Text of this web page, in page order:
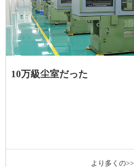
10万級尘室だった
より多くの>>